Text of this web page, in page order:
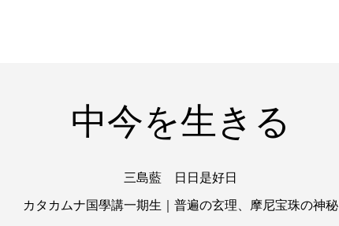
中今を生きる
三島藍 日日是好日
カタカムナ国學講一期生｜普遍の玄理、摩尼宝珠の神秘